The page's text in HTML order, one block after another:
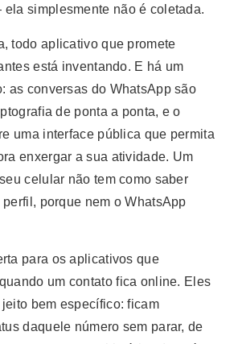
simplesmente não é coletada.
todo aplicativo que promete
está inventando. E há um
as conversas do WhatsApp são
de ponta a ponta, e o
uma interface pública que permita
enxergar a sua atividade. Um
celular não tem como saber
porque nem o WhatsApp
para os aplicativos que
um contato fica online. Eles
bem específico: ficam
daquele número sem parar, de